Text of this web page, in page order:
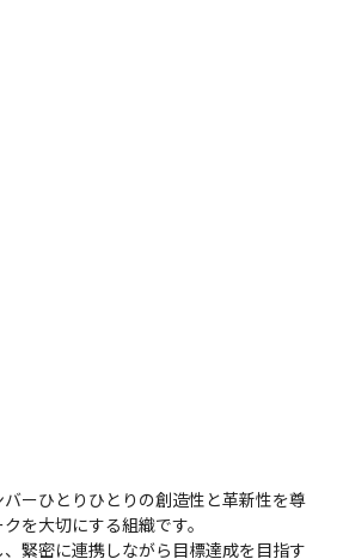
ーひとりひとりの創造性と革新性を尊
を大切にする組織です。
緊密に連携しながら目標達成を目指す